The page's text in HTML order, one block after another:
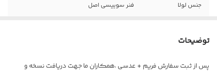
جنس لولا فنر سوییسی اصل
توضیحات
پس از ثبت سفارش فریم + عدسی ،همکاران ما جهت دریافت نسخه و